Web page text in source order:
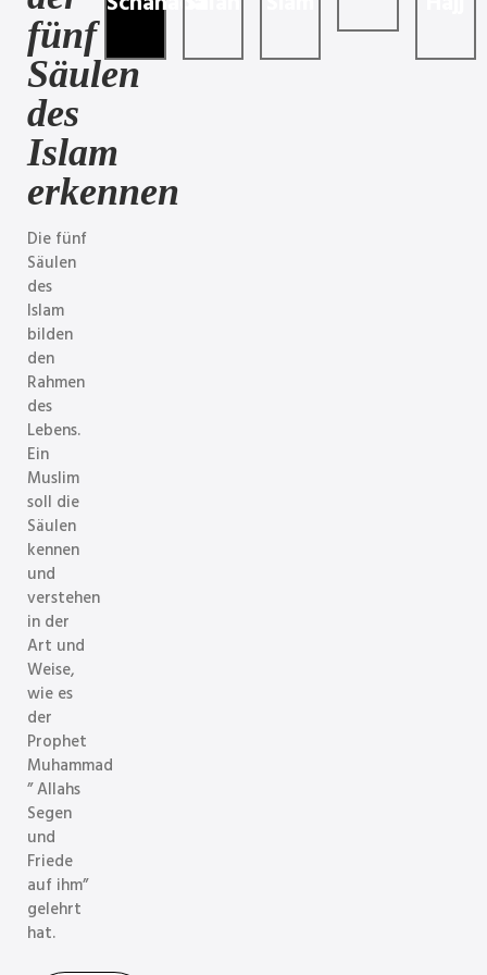
fünf
Säulen
des
Islam
erkennen
Die fünf
Säulen
des
Islam
bilden
den
Rahmen
des
Lebens.
Ein
Muslim
soll die
Säulen
kennen
und
verstehen
in der
Art und
Weise,
wie es
der
Prophet
Muhammad
” Allahs
Segen
und
Friede
auf ihm”
gelehrt
hat.